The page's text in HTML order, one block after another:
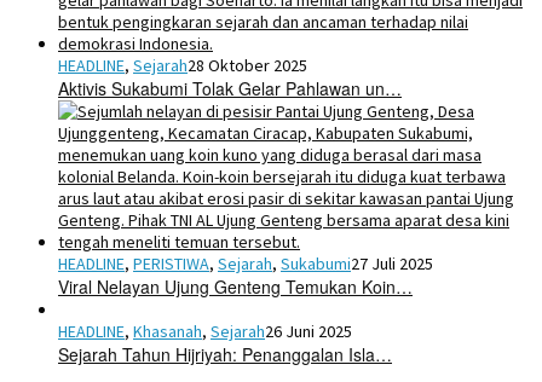
HEADLINE, Sejarah28 Oktober 2025
Aktivis Sukabumi Tolak Gelar Pahlawan un…
HEADLINE, PERISTIWA, Sejarah, Sukabumi27 Juli 2025
Viral Nelayan Ujung Genteng Temukan Koin…
HEADLINE, Khasanah, Sejarah26 Juni 2025
Sejarah Tahun Hijriyah: Penanggalan Isla…